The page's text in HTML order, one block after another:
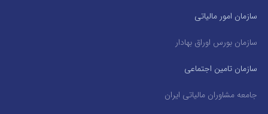
سازمان امور مالیاتی
سازمان بورس اوراق بهادار
سازمان تامین اجتماعی
جامعه مشاوران مالیاتی ایران